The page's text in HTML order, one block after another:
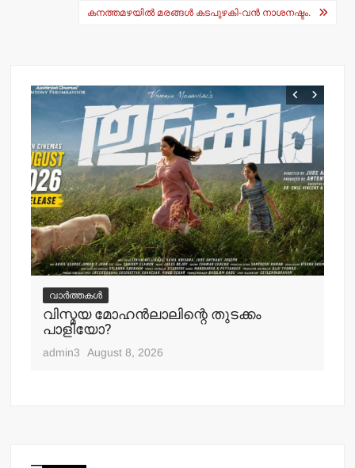
k
കനത്തമഴയില്‍ മരങ്ങള്‍ കടപുഴകി-വന്‍ നാശനഷ്ടം.
വാർത്തകൾ
വിസ്മയ മോഹന്‍ലാലിന്റെ തുടക്കം
പാളിയോ?
admin3 August 8, 2026